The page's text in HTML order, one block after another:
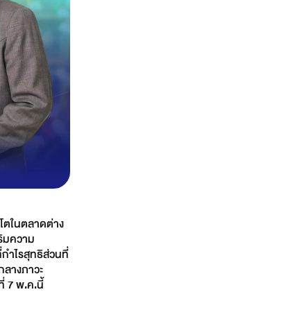
ตในตลาดต่าง
ความ
ำไรสุทธิส่วนที่
างภาวะ
7 พ.ค.นี้